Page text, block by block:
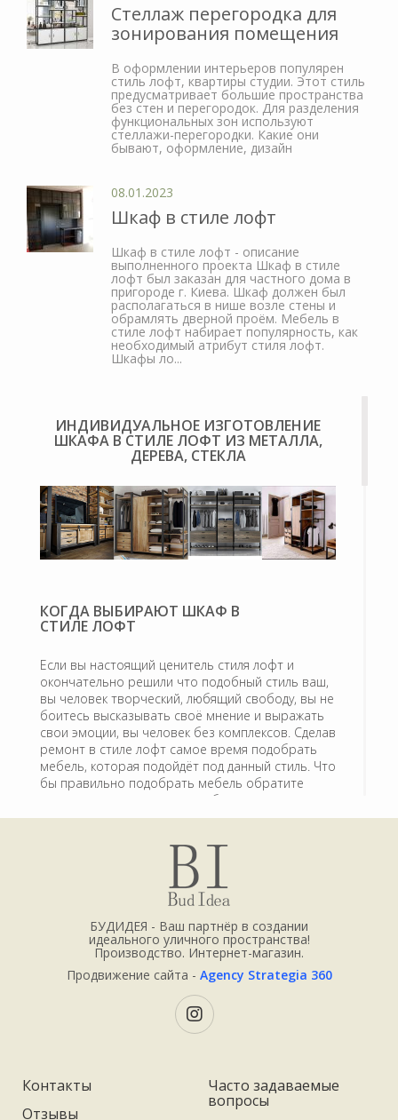
Стеллаж перегородка для
зонирования помещения
В оформлении интерьеров популярен
стиль лофт, квартиры студии. Этот стиль
предусматривает большие пространства
без стен и перегородок. Для разделения
функциональных зон используют
стеллажи-перегородки. Какие они
бывают, оформление, дизайн
08.01.2023
Шкаф в стиле лофт
Шкаф в стиле лофт - описание
выполненного проекта Шкаф в стиле
лофт был заказан для частного дома в
пригороде г. Киева. Шкаф должен был
располагаться в нише возле стены и
обрамлять дверной проём. Мебель в
стиле лофт набирает популярность, как
необходимый атрибут стиля лофт.
Шкафы ло...
ИНДИВИДУАЛЬНОЕ ИЗГОТОВЛЕНИЕ
ШКАФА В СТИЛЕ ЛОФТ ИЗ МЕТАЛЛА,
ДЕРЕВА, СТЕКЛА
КОГДА ВЫБИРАЮТ ШКАФ В
СТИЛЕ ЛОФТ
Если вы настоящий ценитель стиля лофт и
окончательно решили что подобный стиль ваш,
вы человек творческий, любящий свободу, вы не
боитесь высказывать своё мнение и выражать
свои эмоции, вы человек без комплексов. Сделав
ремонт в стиле лофт самое время подобрать
мебель, которая подойдёт под данный стиль. Что
бы правильно подобрать мебель обратите
внимание на некоторые особенности этого
стиля.
Данный стиль любил простор, простоту и
свободу, ни каких перегородок, большие окна
без штор, стены с грубой отделкой деревянные
полы и т.д. Мебель стиля, шкаф лофт
подбирается внушительных размеров,
брутального вида, полки для книг из стекла,
стеллажи с открытыми полками. Главное не
переусердствовать ведь для стиля главное
интернет магазине есть выполненные шкафы в
данном стиле. Выполнены шкафы в стиле лофт
по особым проектам. С мебелью лофт может
БУДИДЕЯ - Ваш партнёр в создании
идеального уличного пространства!
Производство. Интернет-магазин.
Продвижение сайта - Agency Strategia 360
Контакты
Отзывы
Часто задаваемые
вопросы